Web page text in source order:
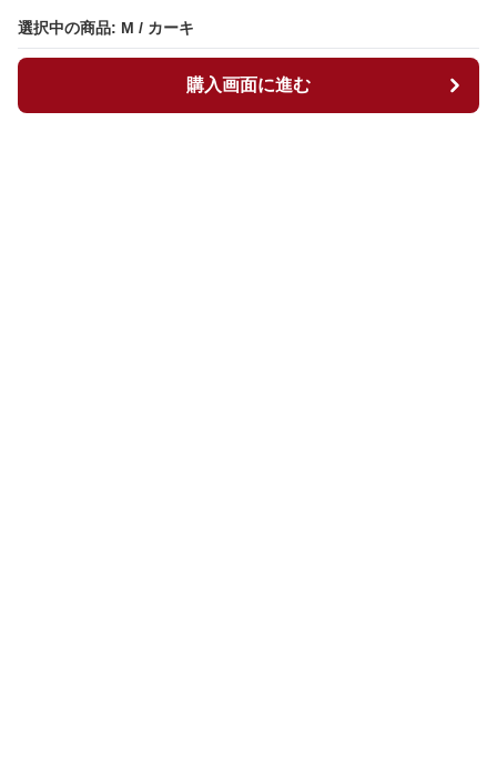
選択中の商品: M / カーキ
購入画面に進む
選択中の商品: M / カーキ
購入画面に進む